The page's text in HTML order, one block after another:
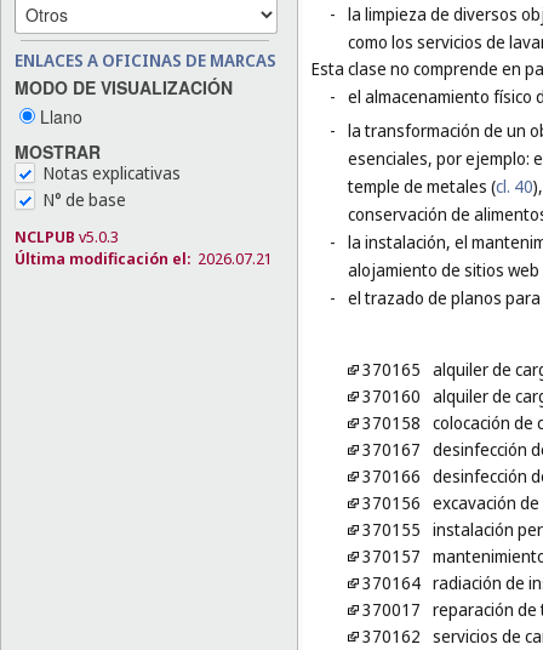
ENLACES A OFICINAS DE MARCAS
MODO DE VISUALIZACIÓN
Llano
MOSTRAR
Notas explicativas
N° de base
NCLPUB v5.0.3
Última modificación el: 2026.07.21
- la limpieza de diversos
como los servicios de
Esta clase no comprende en
- el almacenamiento físico
- la transformación de un
esenciales, por ejemplo:
temple de metales (cl. 40
conservación de
- la instalación, el
alojamiento de sitios web
- el trazado de planos
370165 alquiler de
370160 alquiler de
370158 colocación de
370167 desinfección
370166 desinfección
370156 excavación
370155 instalación
370157
370164 radiación de
370017 reparación de
370162 servicios de